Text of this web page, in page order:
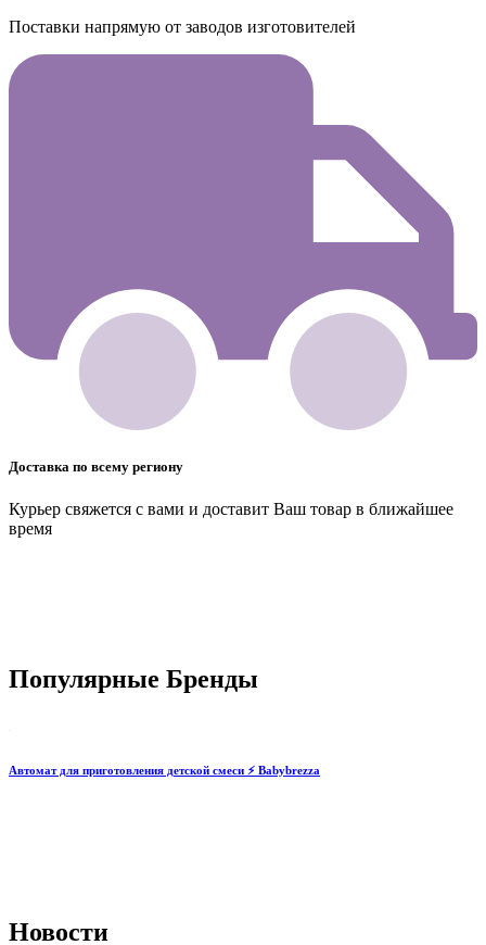
Поставки напрямую от заводов изготовителей
Доставка по всему региону
Курьер свяжется с вами и доставит Ваш товар в ближайшее
время
Популярные Бренды
Автомат для приготовления детской смеси ⚡️ Babybrezza
Новости